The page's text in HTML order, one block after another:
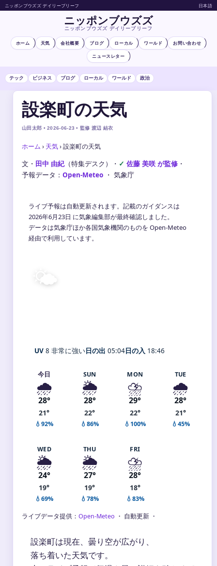
ニッポンブウズズ デイリーブリーフ 日本語
ニッポンブウズズ
ニッポンブウズズ デイリーブリーフ
ホーム 天気 会社概要 ブログ ローカル ワールド お問い合わせ
ニュースレター
テック ビジネス ブログ ローカル ワールド 政治
設楽町の天気
山田太郎 • 2026-06-23 • 監修 渡辺 結衣
ホーム › 天気›設楽町の天気
文・ 田中 由紀（特集デスク） ・ 佐藤 美咲 が監修 ・
予報データ： Open-Meteo ・ 気象庁
ライブ予報は自動更新されます。記載のガイダンスは
2026年6月23日 に気象編集部が最終確認しました。
データは気象庁ほか各国気象機関のものを Open-Meteo
経由で利用しています。
🌤️
UV 8 非常に強い日の出 05:04日の入 18:46
今日
🌧️
28°
21°
💧92%
SUN
🌦️
28°
22°
💧86%
MON
⛈️
29°
22°
💧100%
TUE
🌧️
28°
21°
💧45%
WED
🌦️
24°
19°
💧69%
THU
🌦️
27°
19°
💧78%
FRI
⛈️
28°
18°
💧83%
ライブデータ提供： Open-Meteo ・ 自動更新 ・
設楽町は現在、曇り空が広がり、
落ち着いた天気です。